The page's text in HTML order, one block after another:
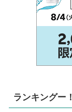
ランキングー